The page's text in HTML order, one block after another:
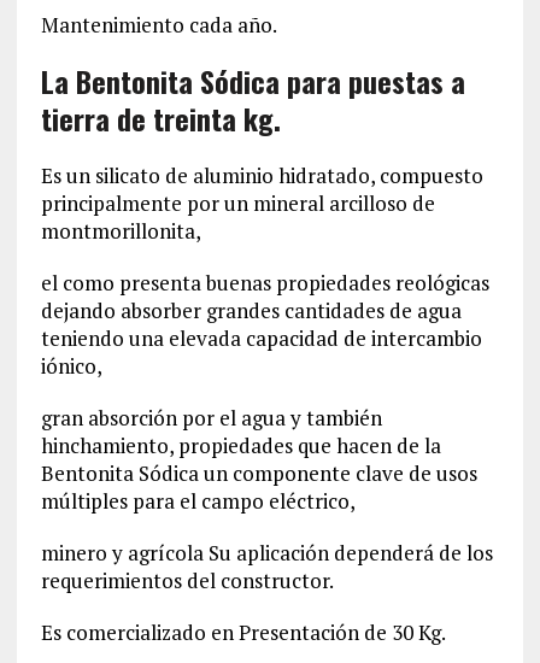
Mantenimiento cada año.
La Bentonita Sódica para puestas a
tierra de treinta kg.
Es un silicato de aluminio hidratado, compuesto
principalmente por un mineral arcilloso de
montmorillonita,
el como presenta buenas propiedades reológicas
dejando absorber grandes cantidades de agua
teniendo una elevada capacidad de intercambio
iónico,
gran absorción por el agua y también
hinchamiento, propiedades que hacen de la
Bentonita Sódica un componente clave de usos
múltiples para el campo eléctrico,
minero y agrícola Su aplicación dependerá de los
requerimientos del constructor.
Es comercializado en Presentación de 30 Kg.